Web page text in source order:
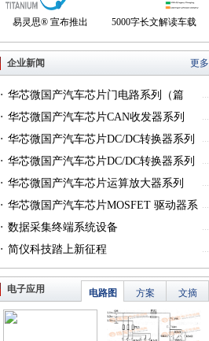
易灵思® 宣布推出
Trion® Titanium FPGA
系列
5000字长文解读车载
USB供电的方方面面
企业新闻
更多
...
· 华芯微国产汽车芯片门电路系列（篇
一）
...
· 华芯微国产汽车芯片CAN收发器系列
（篇一）
...
· 华芯微国产汽车芯片DC/DC转换器系列
...
· 华芯微国产汽车芯片DC/DC转换器系列
...
· 华芯微国产汽车芯片运算放大器系列
（篇一）
...
· 华芯微国产汽车芯片MOSFET 驱动器系
列（篇一）
...
· 数据采集终端系统设备
...
· 简仪科技踏上新征程
电子应用 文摘
方案
电路图